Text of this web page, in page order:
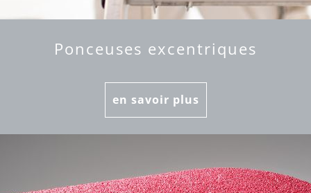
Ponceuses excentriques
en savoir plus